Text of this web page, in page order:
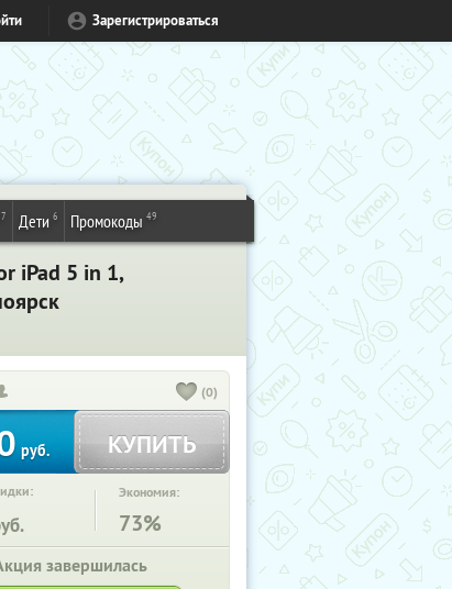
Зарегистрироваться
Дети 6 Промокоды 49
iPad 5 in 1,
(0)
руб. КУПИТЬ
Экономия:
73%
завершилась